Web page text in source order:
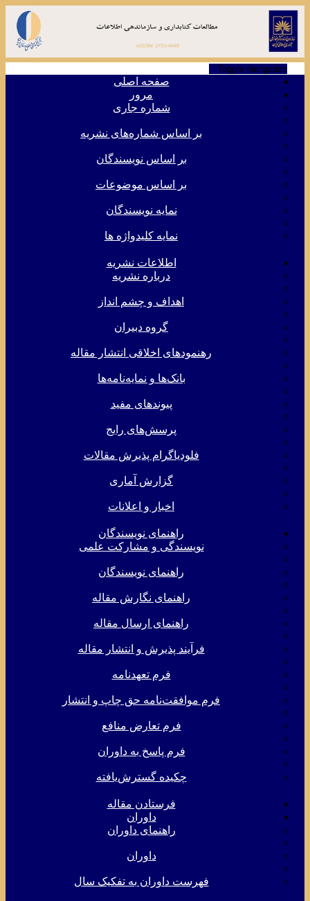
Toggle navigation
صفحه اصلی
مرور
شماره جاری
بر اساس شماره‌های نشریه
بر اساس نویسندگان
بر اساس موضوعات
نمایه نویسندگان
نمایه کلیدواژه ها
اطلاعات نشریه
درباره نشریه
اهداف و چشم انداز
گروه دبیران
رهنمودهای اخلاقی انتشار مقاله
بانک‌ها و نمایه‌‌نامه‌ها
پیوندهای مفید
پرسش‌های رایج
فلودیاگرام پذیرش مقالات
گزارش آماری
اخبار و اعلانات
راهنمای نویسندگان
نویسندگی و مشارکت علمی
راهنمای نویسندگان
راهنمای نگارش مقاله
راهنمای ارسال مقاله
فرآیند پذیرش و انتشار مقاله
فرم تعهدنامه
فرم موافقت‌نامه حق چاپ و انتشار
فرم تعارض منافع
فرم پاسخ به داوران
چکیده گسترش‌یافته
فرستادن مقاله
داوران
راهنمای داوران
داوران
فهرست داوران به تفکیک سال